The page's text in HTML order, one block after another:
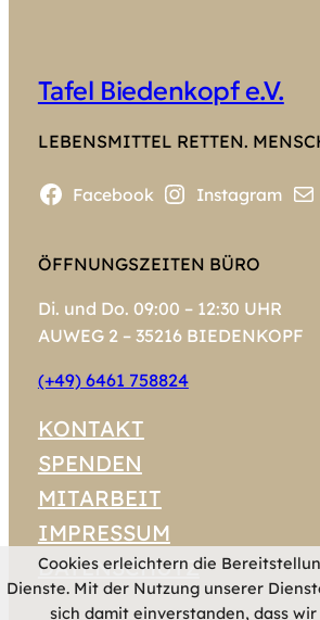
Tafel Biedenkopf e.V.
LEBENSMITTEL RETTEN.
Facebook Instagram
ÖFFNUNGSZEITEN BÜRO
Di. und Do. 09:00 – 12:30 UHR
AUWEG 2 – 35216 BIEDENKOPF
(+49) 6461 758824
KONTAKT
SPENDEN
MITARBEIT
IMPRESSUM
DATENSCHUTZ
Cookies erleichtern die
Dienste. Mit der Nutzung unserer
sich damit einverstanden, dass wir